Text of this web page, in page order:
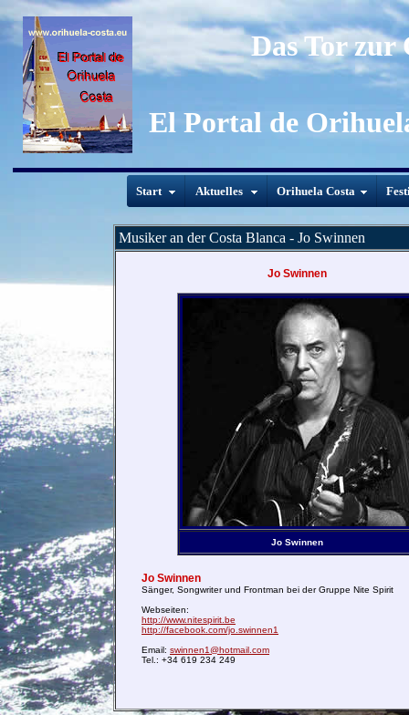
Das Tor zur
El Portal de
Start Aktuelles Orihuela Costa
Musiker an der Costa Blanca - Jo Swinnen
Jo Swinnen
Jo Swinnen
Jo Swinnen
Sänger, Songwriter und Frontman bei der Gruppe Nite Spirit
Webseiten:
http://www.nitespirit.be
http://facebook.com/jo.swinnen1
Email: swinnen1@hotmail.com
Tel.: +34 619 234 249